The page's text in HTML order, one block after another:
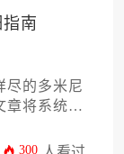
南
尽的多米尼
章将系统解
深入探讨影
300